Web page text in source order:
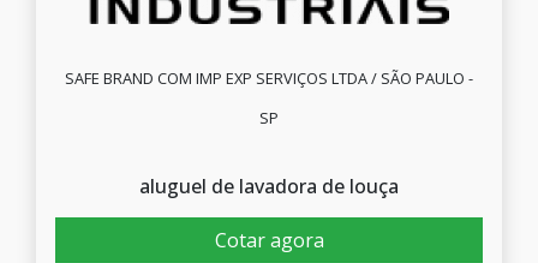
SAFE BRAND COM IMP EXP SERVIÇOS LTDA / SÃO PAULO -
SP
aluguel de lavadora de louça
Cotar agora